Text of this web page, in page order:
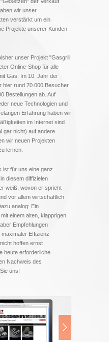
wir unser
verstärkt um ein
Projekte unserer Kunden
unser Projekt "Gasgrill
Online-Shop für alle
Gas. Im 10. Jahr der
hier rund 70.000 Besucher
Bestellungen ab. Auf
neue Technologien und
Erfahrung haben wir
im Internet sind
gar nicht) auf andere
wir neuen Projekten
lernen.
ist für uns eine ganz
diesem diffizielen
weiß, wovon er spricht
vor allem wirtschaftlich
analog: Ein
einem alten, klapprigen
Empfehlungen
Effizienz
hoffen ernst
heute erforderliche
Nachweis des
uns!